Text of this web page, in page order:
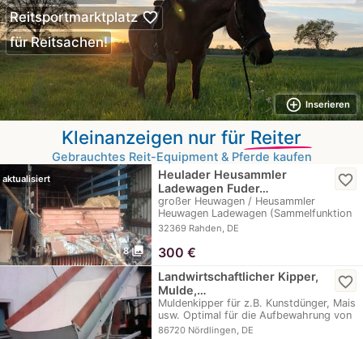
Reitsportmarktplatz favorite_border
für Reitsachen!
add_circle_outline Inserieren
Kleinanzeigen nur für Reiter
Gebrauchtes Reit-Equipment & Pferde kaufen
8 photo_library
aktualisiert
Heulader Heusammler
Ladewagen Fuder…
großer Heuwagen / Heusammler
Heuwagen Ladewagen (Sammelfunktion
defekt - vermutl.…
32369 Rahden, DE
favorite_border
300 €
Landwirtschaftlicher Kipper,
Mulde,…
Muldenkipper für z.B. Kunstdünger, Mais
usw. Optimal für die Aufbewahrung von
Mist…
86720 Nördlingen, DE
favorite_border